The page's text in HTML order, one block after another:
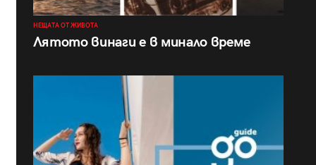
НЕЩАТА ОТ ЖИВОТА
Лятото винаги е в минало време